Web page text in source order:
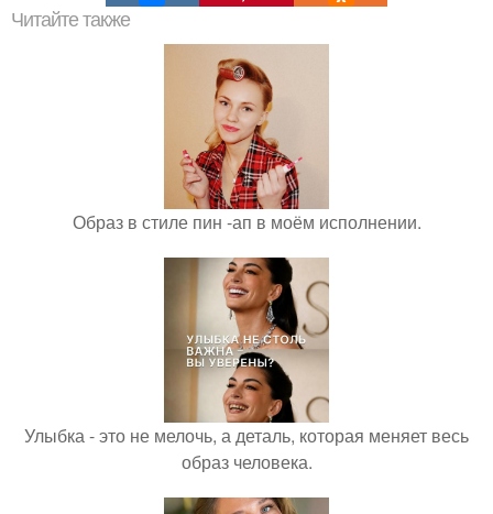
Читайте также
Образ в стиле пин -ап в моём исполнении.
Улыбка - это не мелочь, а деталь, которая меняет весь
образ человека.